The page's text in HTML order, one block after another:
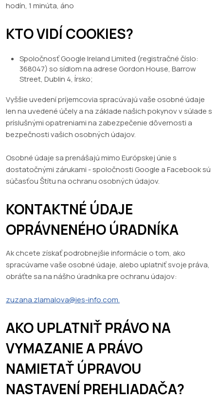
hodín, 1 minúta, áno
KTO VIDÍ COOKIES?
Spoločnosť Google Ireland Limited (registračné číslo:
368047) so sídlom na adrese Gordon House, Barrow
Street, Dublin 4, Írsko;
Vyššie uvedení príjemcovia spracúvajú vaše osobné údaje
len na uvedené účely a na základe našich pokynov v súlade s
príslušnými opatreniami na zabezpečenie dôvernosti a
bezpečnosti vašich osobných údajov.
Osobné údaje sa prenášajú mimo Európskej únie s
dostatočnými zárukami - spoločnosti Google a Facebook sú
súčasťou Štítu na ochranu osobných údajov.
KONTAKTNÉ ÚDAJE
OPRÁVNENÉHO ÚRADNÍKA
Ak chcete získať podrobnejšie informácie o tom, ako
spracúvame vaše osobné údaje, alebo uplatniť svoje práva,
obráťte sa na nášho úradníka pre ochranu údajov:
zuzana.zlamalova@ies-info.com.
AKO UPLATNIŤ PRÁVO NA
VYMAZANIE A PRÁVO
NAMIETAŤ ÚPRAVOU
NASTAVENÍ PREHLIADAČA?